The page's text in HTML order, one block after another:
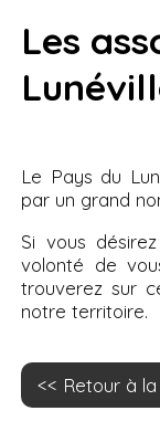
Les
Le Pays du
par un grand
Si vous
volonté de
trouverez sur
notre territoire.
Retour à